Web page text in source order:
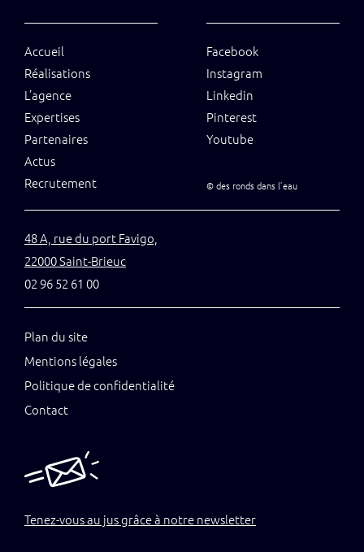
Plan du site
Mentions légales
Politique de confidentialité
Contact
Tenez-vous au jus grâce à notre newsletter
48 A, rue du port Favigo,
22000 Saint-Brieuc
02 96 52 61 00
Accueil
Réalisations
L’agence
Expertises
Partenaires
Actus
Recrutement
Facebook
Instagram
Linkedin
Pinterest
Youtube
©des ronds dans l’eau